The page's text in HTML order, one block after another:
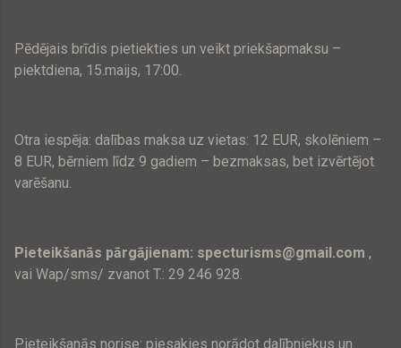
Pēdējais brīdis pietiekties un veikt priekšapmaksu –
piektdiena, 15.maijs, 17:00.
Otra iespēja: dalības maksa uz vietas: 12 EUR, skolēniem –
8 EUR, bērniem līdz 9 gadiem – bezmaksas, bet izvērtējot
varēšanu.
Pieteikšanās pārgājienam: specturisms@gmail.com ,
vai Wap/sms/ zvanot T.: 29 246 928.
Pieteikšanās norise: piesakies norādot dalībniekus un